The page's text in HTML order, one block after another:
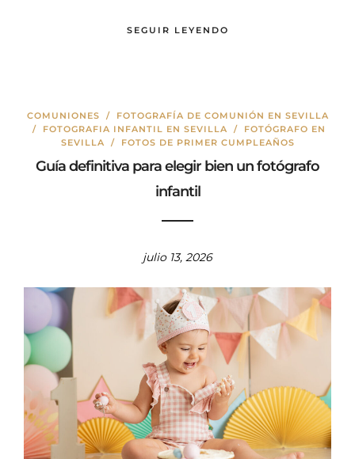
SEGUIR LEYENDO
COMUNIONES /
FOTOGRAFÍA DE COMUNIÓN EN SEVILLA
/ FOTOGRAFIA INFANTIL EN SEVILLA / FOTÓGRAFO EN
SEVILLA / FOTOS DE PRIMER CUMPLEAÑOS
Guía definitiva para elegir bien un fotógrafo
infantil
julio 13, 2026